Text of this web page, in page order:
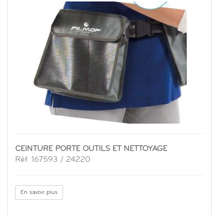
CEINTURE PORTE OUTILS ET NETTOYAGE
Réf. 167593 / 24220
En savoir plus